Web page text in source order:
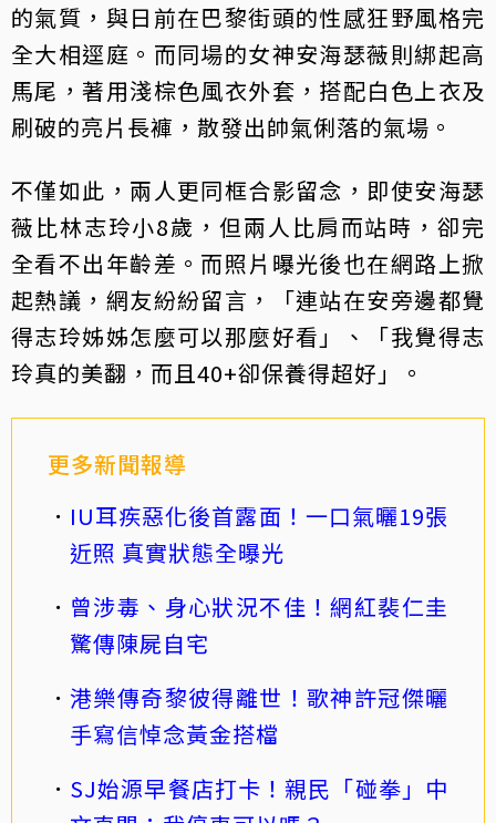
的氣質，與日前在巴黎街頭的性感狂野風格完
全大相逕庭。而同場的女神安海瑟薇則綁起高
馬尾，著用淺棕色風衣外套，搭配白色上衣及
刷破的亮片長褲，散發出帥氣俐落的氣場。
不僅如此，兩人更同框合影留念，即使安海瑟
薇比林志玲小8歲，但兩人比肩而站時，卻完
全看不出年齡差。而照片曝光後也在網路上掀
起熱議，網友紛紛留言，「連站在安旁邊都覺
得志玲姊姊怎麼可以那麼好看」、「我覺得志
玲真的美翻，而且40+卻保養得超好」。
更多新聞報導
IU耳疾惡化後首露面！一口氣曬19張
近照 真實狀態全曝光
曾涉毒、身心狀況不佳！網紅裴仁圭
驚傳陳屍自宅
港樂傳奇黎彼得離世！歌神許冠傑曬
手寫信悼念黃金搭檔
SJ始源早餐店打卡！親民「碰拳」中